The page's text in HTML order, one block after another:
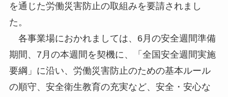
を通じた労働災害防止の取組みを要請されまし
た。
各事業場におかれましては、6月の安全週間準備
期間、7月の本週間を契機に、「全国安全週間実施
要綱」に沿い、労働災害防止のための基本ルール
の順守、安全衛生教育の充実など、安全・安心な